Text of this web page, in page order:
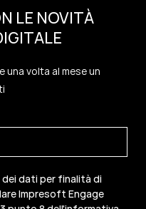
LE NOVITÀ
una volta al mese un
dati per finalità di
Impresoft Engage